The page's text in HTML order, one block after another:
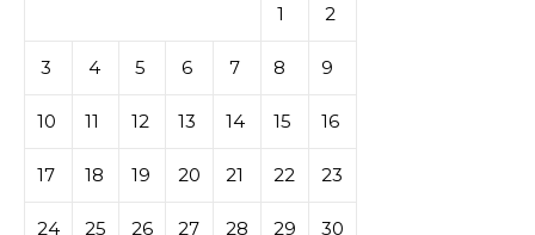
1 2
3 4 5 6 7 8 9
10 11 12 13 14 15 16
17 18 19 20 21 22 23
24 25 26 27 28 29 30